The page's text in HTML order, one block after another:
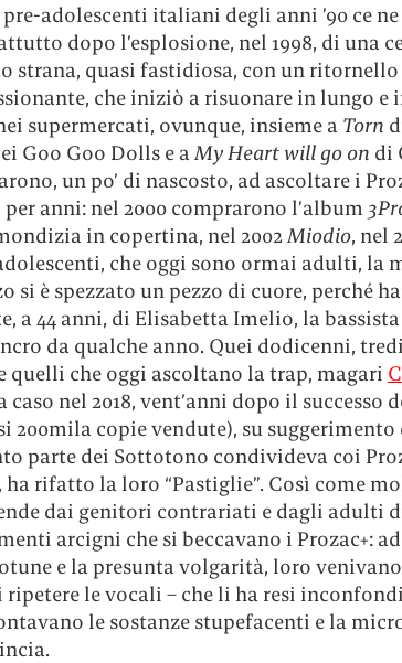
adolescenti italiani degli anni ’90 ce
dopo l’esplosione, nel 1998, di una
strana, quasi fastidiosa, con un ritornello
che iniziò a risuonare in lungo e
supermercati, ovunque, insieme a Torn
Goo Goo Dolls e a My Heart will go on di
un po’ di nascosto, ad ascoltare i
anni: nel 2000 comprarono l’album
in copertina, nel 2002Miodio, nel
che oggi sono ormai adulti, la
si è spezzato un pezzo di cuore, perché
a 44 anni, di Elisabetta Imelio, la
da qualche anno. Quei dodicenni,
quelli che oggi ascoltano la trap, magari
caso nel 2018, vent’anni dopo il successo
200mila copie vendute), su suggerimento
parte dei Sottotono condivideva coi
ha rifatto la loro “Pastiglie”. Così come
dai genitori contrariati e dagli adulti
arcigni che si beccavano i Prozac+:
e la presunta volgarità, loro
ripetere le vocali – che li ha resi
le sostanze stupefacenti e la